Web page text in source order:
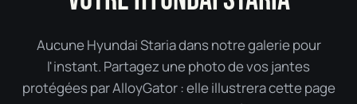
Aucune Hyundai Staria dans notre galerie pour
l'instant. Partagez une photo de vos jantes
protégées par AlloyGator : elle illustrera cette page